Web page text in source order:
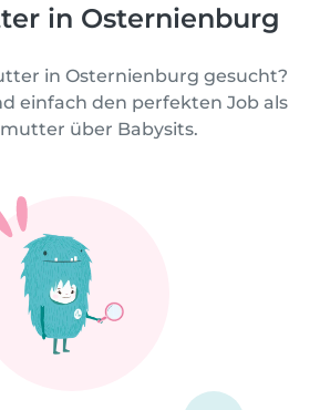
in Osternienburg
in Osternienburg gesucht?
einfach den perfekten Job als
über Babysits.